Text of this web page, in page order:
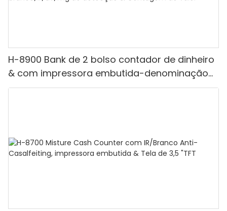
H-8900 Bank de 2 bolso contador de dinheiro
& com impressora embutida-denominação
mista, luz branca/ir/uv/mg de detecção &